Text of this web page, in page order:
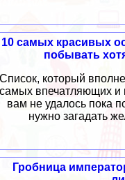
10 самых красивых
побывать
Список, который
самых впечатляющих и
вам не удалось пока
нужно загадать
Гробница